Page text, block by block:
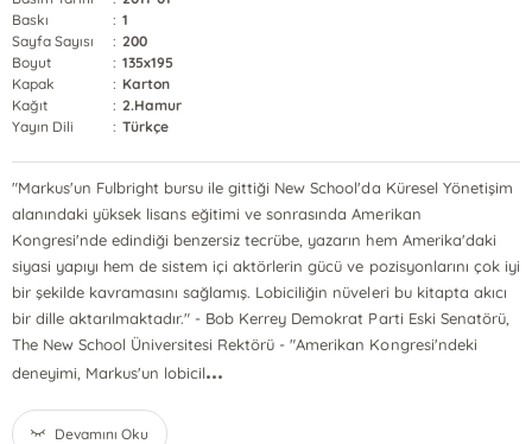
Baskı
: 1
Sayfa Sayısı
: 200
Boyut
: 135x195
Kapak
: Karton
Kağıt
: 2.Hamur
Yayın Dili
: Türkçe
"Markus'un Fulbright bursu ile gittiği New School'da Küresel Yönetişim
alanındaki yüksek lisans eğitimi ve sonrasında Amerikan
Kongresi'nde edindiği benzersiz tecrübe, yazarın hem Amerika'daki
siyasi yapıyı hem de sistem içi aktörlerin gücü ve pozisyonlarını çok iyi
bir şekilde kavramasını sağlamış. Lobiciliğin nüveleri bu kitapta akıcı
bir dille aktarılmaktadır." - Bob Kerrey Demokrat Parti Eski Senatörü,
The New School Üniversitesi Rektörü - "Amerikan Kongresi'ndeki
deneyimi, Markus'un lobicil...
Devamını Oku